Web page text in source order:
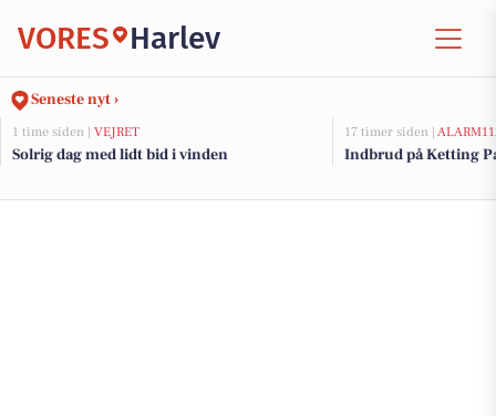
VORES Harlev
Seneste nyt ›
1 time siden | VEJRET
Solrig dag med lidt bid i vinden
17 timer siden |
Indbrud på Ketting